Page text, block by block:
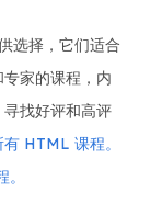
选择，它们适合
家的课程，内
找好评和高评
HTML 课程。